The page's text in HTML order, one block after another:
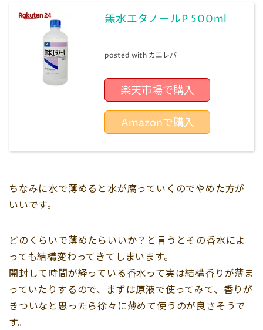
無水エタノールP 500ml
posted with カエレバ
楽天市場で購入
Amazonで購入
ちなみに水で薄めると水が腐っていくのでやめた方が
いいです。
どのくらいで薄めたらいいか？と言うとその香水によ
っても結構変わってきてしまいます。
開封して時間が経っている香水って実は結構香りが薄ま
っていたりするので、まずは原液で使ってみて、香りが
きついなと思ったら徐々に薄めて使うのが良さそうで
す。